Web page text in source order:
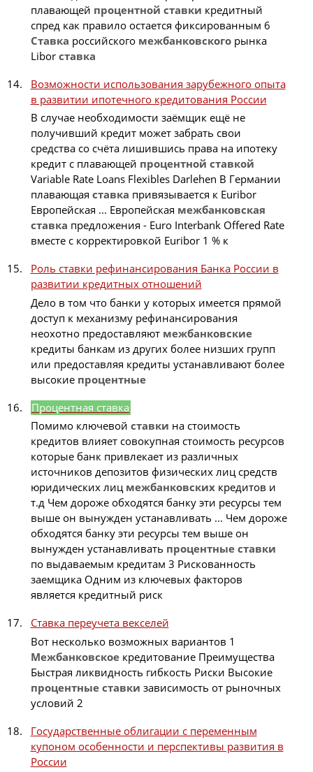
плавающей процентной ставки кредитный
спред как правило остается фиксированным 6
Ставка российского межбанковскогорынка
Libor ставка
Возможности использования зарубежного опыта
в развитии ипотечного кредитования России
В случае необходимости заёмщик ещё не
получивший кредит может забрать свои
средства со счёта лишившись права на ипотеку
кредит с плавающей процентной ставкой
Variable Rate Loans Flexibles Darlehen В Германии
плавающая ставка привязывается к Euribor
Европейская ... Европейская межбанковская
ставка предложения - Euro Interbank Offered Rate
вместе с корректировкой Euribor 1 % к
Роль ставки рефинансирования Банка России в
развитии кредитных отношений
Дело в том что банки у которых имеется прямой
доступ к механизму рефинансирования
неохотно предоставляют межбанковские
кредиты банкам из других более низших групп
или предоставляя кредиты устанавливают более
высокие процентные
Процентная ставка
Помимо ключевой ставки на стоимость
кредитов влияет совокупная стоимость ресурсов
которые банк привлекает из различных
источников депозитов физических лиц средств
юридических лиц межбанковскихкредитов и
т.д Чем дороже обходятся банку эти ресурсы тем
выше он вынужден устанавливать ... Чем дороже
обходятся банку эти ресурсы тем выше он
вынужден устанавливать процентные ставки
по выдаваемым кредитам 3 Рискованность
заемщика Одним из ключевых факторов
является кредитный риск
Ставка переучета векселей
Вот несколько возможных вариантов 1
Межбанковскоекредитование Преимущества
Быстрая ликвидность гибкость Риски Высокие
процентные ставки зависимость от рыночных
условий 2
Государственные облигации с переменным
купоном особенности и перспективы развития в
России